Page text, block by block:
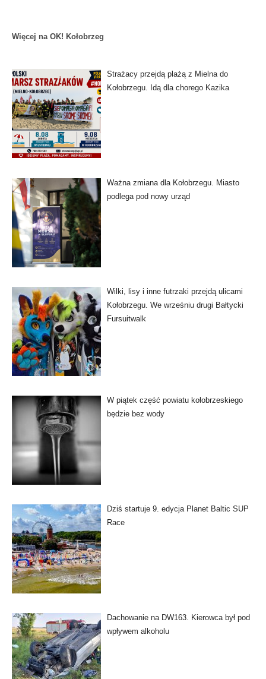
Więcej na OK! Kołobrzeg
Strażacy przejdą plażą z Mielna do
Kołobrzegu. Idą dla chorego Kazika
Ważna zmiana dla Kołobrzegu. Miasto
podlega pod nowy urząd
Wilki, lisy i inne futrzaki przejdą ulicami
Kołobrzegu. We wrześniu drugi Bałtycki
Fursuitwalk
W piątek część powiatu kołobrzeskiego
będzie bez wody
Dziś startuje 9. edycja Planet Baltic SUP
Race
Dachowanie na DW163. Kierowca był pod
wpływem alkoholu